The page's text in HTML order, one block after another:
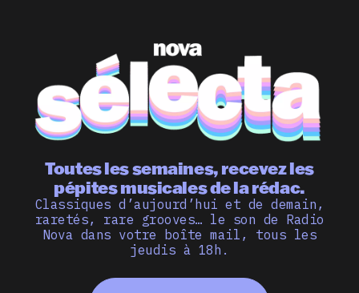
Toutes les semaines, recevez les
pépites musicales de la rédac.
Classiques d’aujourd’hui et de demain,
raretés, rare grooves… le son de Radio
Nova dans votre boîte mail, tous les
jeudis à 18h.